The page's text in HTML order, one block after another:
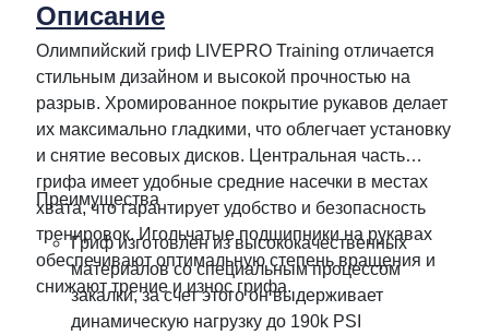
Описание
Олимпийский гриф LIVEPRO Training отличается
стильным дизайном и высокой прочностью на
разрыв. Хромированное покрытие рукавов делает
их максимально гладкими, что облегчает установку
и снятие весовых дисков. Центральная часть
грифа имеет удобные средние насечки в местах
хвата, что гарантирует удобство и безопасность
тренировок. Игольчатые подшипники на рукавах
обеспечивают оптимальную степень вращения и
снижают трение и износ грифа.
Преимущества
Гриф изготовлен из высококачественных
материалов со специальным процессом
закалки, за счет этого он выдерживает
динамическую нагрузку до 190k PSI